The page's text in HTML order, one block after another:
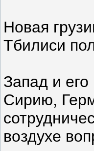
Новая
Тбилиси
Запад и
Сирию,
воздухе